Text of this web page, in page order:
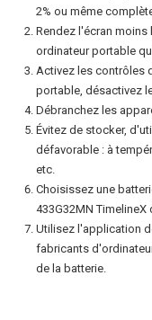
2% ou même
Rendez l'écran moins
ordinateur portable
Activez les contrôles
portable, désactivez
Débranchez les
Évitez de stocker,
défavorable : à
etc.
Choisissez une
433G32MN TimelineX
Utilisez l'application
fabricants
de la batterie.